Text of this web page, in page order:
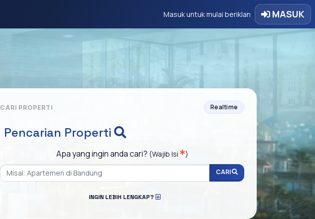
Masuk untuk mulai beriklan MASUK
CARI PROPERTI Realtime
Pencarian Properti
Apa yang ingin anda cari? (Wajib Isi )
CARI
INGIN LEBIH LENGKAP?